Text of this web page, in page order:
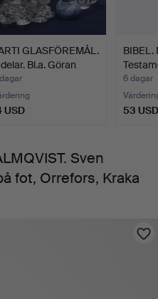
GLASFÖREMÅL.
Bl.a. Göran
USD
BIBEL.
av
6 dagar
53 USD
Sven
fot, Orrefors, Kraka